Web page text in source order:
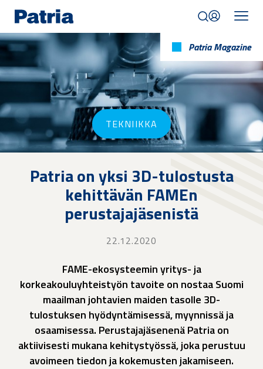
main
content
Patria Magazine
TEKNIIKKA
Patria on yksi 3D-tulostusta
kehittävän FAMEn
perustajajäsenistä
22.12.2020
FAME-ekosysteemin yritys- ja
korkeakouluyhteistyön tavoite on nostaa Suomi
maailman johtavien maiden tasolle 3D-
tulostuksen hyödyntämisessä, myynnissä ja
osaamisessa. Perustajajäsenenä Patria on
aktiivisesti mukana kehitystyössä, joka perustuu
avoimeen tiedon ja kokemusten jakamiseen.